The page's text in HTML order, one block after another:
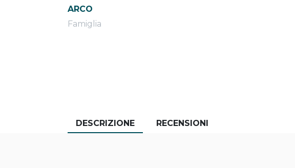
ARCO
Famiglia
DESCRIZIONE RECENSIONI